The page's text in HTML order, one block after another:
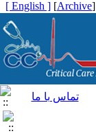
[
Archive
]
[ English ]